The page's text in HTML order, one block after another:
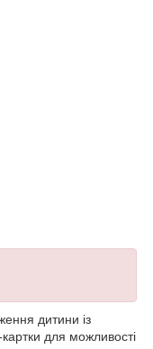
дитини із
для можливості